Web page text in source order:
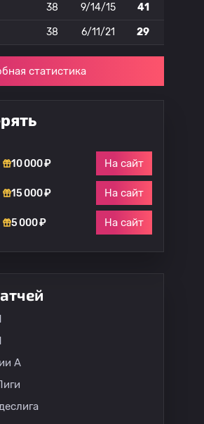
38 9/14/15 41
38 6/11/21 29
статистика
10 000 ₽ На сайт
15 000 ₽ На сайт
5 000 ₽ На сайт
А